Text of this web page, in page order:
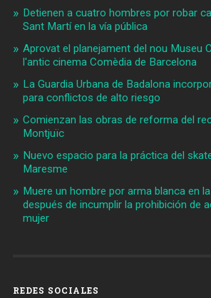
Detienen a cuatro hombres por robar
Sant Martí en la vía pública
Aprovat el planejament del nou Museu
l'antic cinema Comèdia de Barcelona
La Guardia Urbana de Badalona
para conflictos de alto riesgo
Comienzan las obras de reforma del
Montjuïc
Nuevo espacio para la práctica del
Maresme
Muere un hombre por arma blanca en
después de incumplir la prohibición de
mujer
REDES SOCIALES